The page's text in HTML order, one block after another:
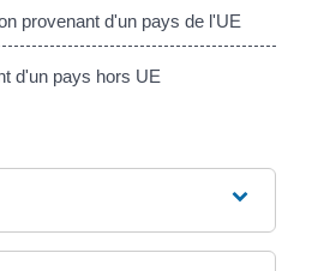
provenant d'un pays de l'UE
d'un pays hors UE